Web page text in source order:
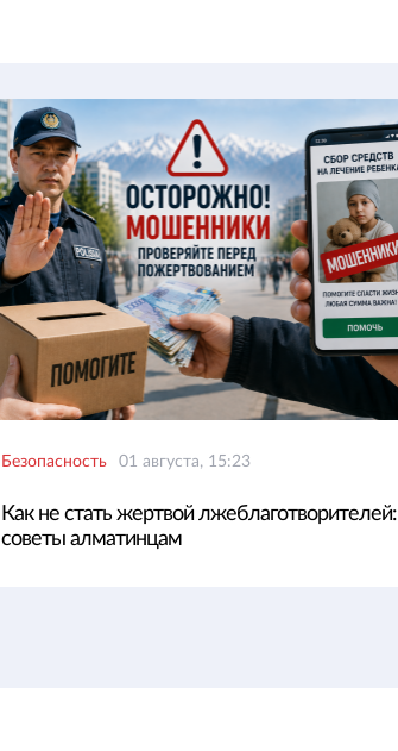
Безопасность 01 августа, 15:23
Как не стать жертвой лжеблаготворителей:
советы алматинцам